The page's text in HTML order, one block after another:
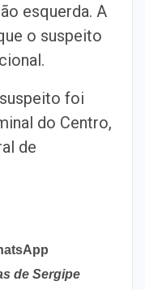
esquerda. A
o suspeito
foi
do Centro,
de
de Sergipe